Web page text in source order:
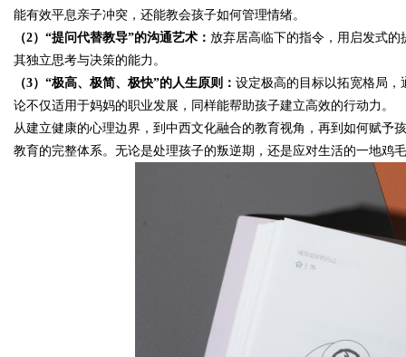
能有效平息亲子冲突，还能教会孩子如何管理情绪。
（2） “提问代替教导”的沟通艺术： 放弃居高临下的指令，用启发式
其独立思考与决策的能力。
（3） “极高、极简、极快”的人生原则： 设定极高的目标以拓宽格局
论不仅适用于妈妈的职业发展，同样能帮助孩子建立高效的行动力。
从建立健康的心理边界，到中西文化融合的教育视角，再到如何赋予
教育的完整体系。无论是处理孩子的叛逆期，还是应对生活的一地鸡